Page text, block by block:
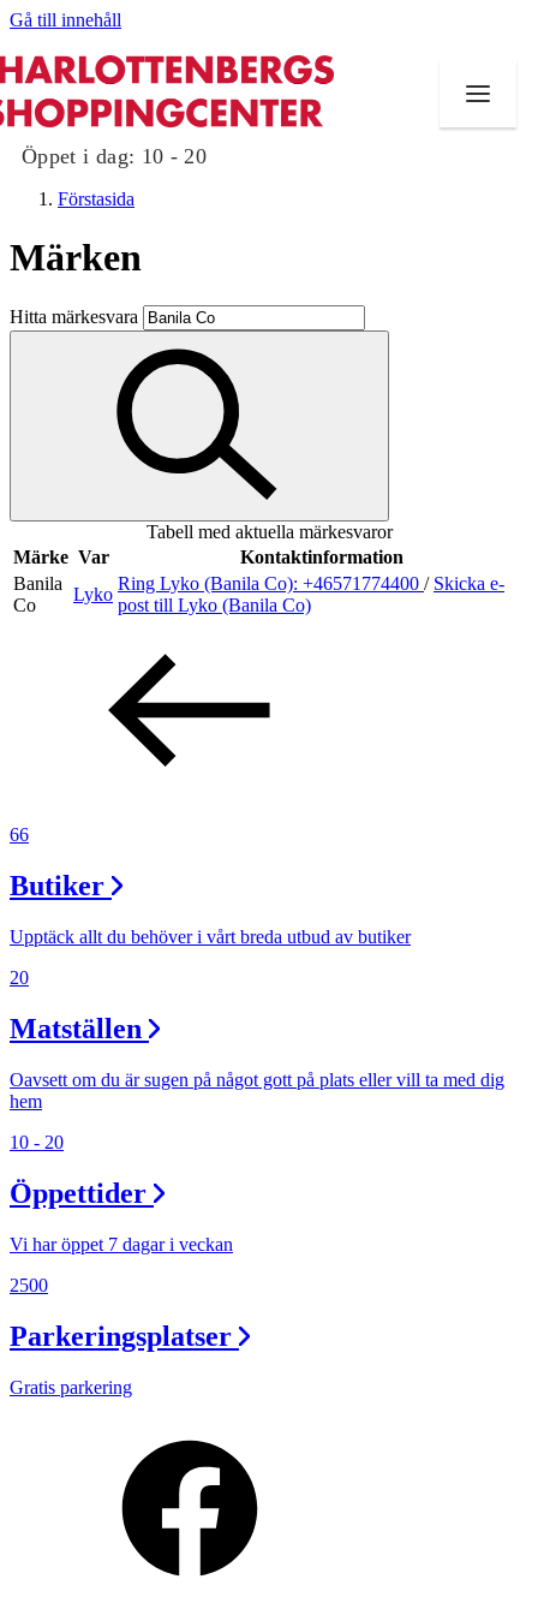
Gå till innehåll
Öppet i dag: 10 - 20
Butiker
Mat och dryck
Evenemang
Erbjudanden
Inspiration
Magasin
Presentkort
Förstasida
Märken
Hitta märkesvara
Tabell med aktuella märkesvaror
Märke Var
Kontaktinformation
Banila
Co
Lyko
Ring Lyko (Banila Co): +46571774400 / Skicka e-
post till Lyko (Banila Co)
66
Butiker
Upptäck allt du behöver i vårt breda utbud av butiker
20
Matställen
Oavsett om du är sugen på något gott på plats eller vill ta med dig
hem
10 - 20
Öppettider
Vi har öppet 7 dagar i veckan
2500
Parkeringsplatser
Gratis parkering